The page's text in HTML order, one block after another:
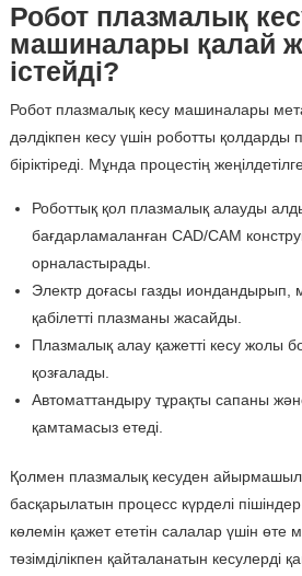
Робот плазмалық
машиналары қалай
істейді?
Робот плазмалық кесу машиналары
дәлдікпен кесу үшін роботты
біріктіреді. Мұнда процестің
Роботтық қол плазмалық алауды
бағдарламаланған CAD/CAM
орналастырады.
Электр доғасы газды иондандырып,
қабілетті плазманы жасайды.
Плазмалық алау қажетті кесу жолы
қозғалады.
Автоматтандыру тұрақты сапаны
қамтамасыз етеді.
Қолмен плазмалық кесуден
басқарылатын процесс күрделі
көлемін қажет ететін салалар үшін өте
төзімділікпен қайталанатын кесулерді